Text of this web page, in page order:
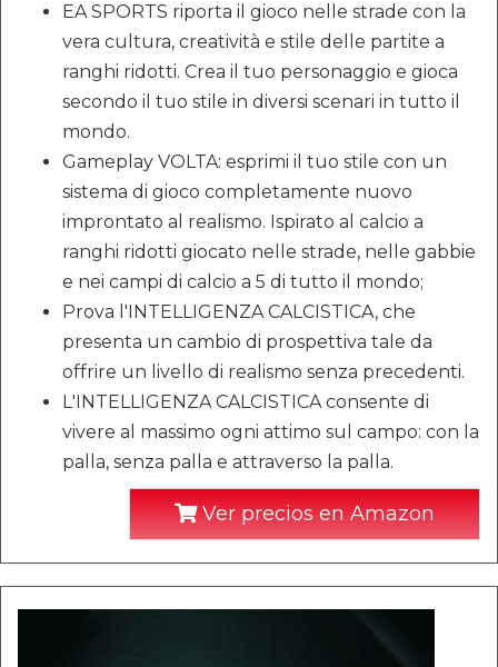
EA SPORTS riporta il gioco nelle strade con la
vera cultura, creatività e stile delle partite a
ranghi ridotti. Crea il tuo personaggio e gioca
secondo il tuo stile in diversi scenari in tutto il
mondo.
Gameplay VOLTA: esprimi il tuo stile con un
sistema di gioco completamente nuovo
improntato al realismo. Ispirato al calcio a
ranghi ridotti giocato nelle strade, nelle gabbie
e nei campi di calcio a 5 di tutto il mondo;
Prova l'INTELLIGENZA CALCISTICA, che
presenta un cambio di prospettiva tale da
offrire un livello di realismo senza precedenti.
L'INTELLIGENZA CALCISTICA consente di
vivere al massimo ogni attimo sul campo: con la
palla, senza palla e attraverso la palla.
Ver precios en Amazon